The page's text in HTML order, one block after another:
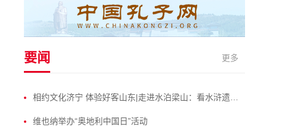
要闻 更多
相约文化济宁 体验好客山东|走进水泊梁山：看水浒遗迹 体会侠肝义胆
维也纳举办“奥地利中国日”活动